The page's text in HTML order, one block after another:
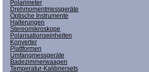
Polarimeter
Drehmomentmessgeräte
Optische Instrumente
Halterungen
Stereomikroskope
Polarisationseinheiten
Konverter
Plattformen
Umfangmessgeräte
Badezimmerwaagen
Temperatur-Kalibriersets